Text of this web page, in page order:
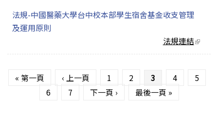
法規-中國醫藥大學台中校本部學生宿舍基金收支管理
及運用原則
法規連結
« 第一頁 ‹ 上一頁 1 2 3 4
5
6
7 下一頁 › 最後一頁 »